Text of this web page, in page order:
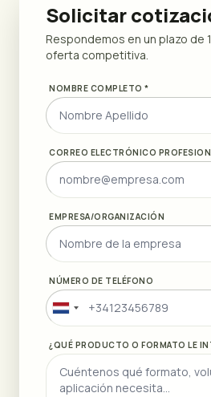
Solicitar
Respondemos en un plazo de
oferta competitiva.
NOMBRE COMPLETO *
CORREO ELECTRÓNICO
EMPRESA/ORGANIZACIÓN
NÚMERO DE TELÉFONO
Netherlands
+31
¿QUÉ PRODUCTO O FORMATO LE